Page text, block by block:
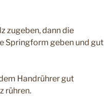
zugeben, dann die
Springform geben und gut
Handrührer gut
rühren.